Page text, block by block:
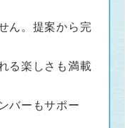
ん。提案から完
る楽しさも満載
バーもサポー